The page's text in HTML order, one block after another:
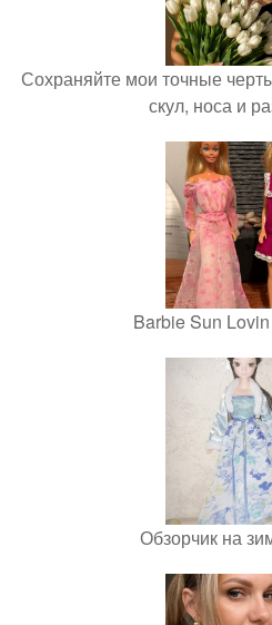
Сохраняйте мои точные
скул, носа и
Barbie Sun
Обзорчик на